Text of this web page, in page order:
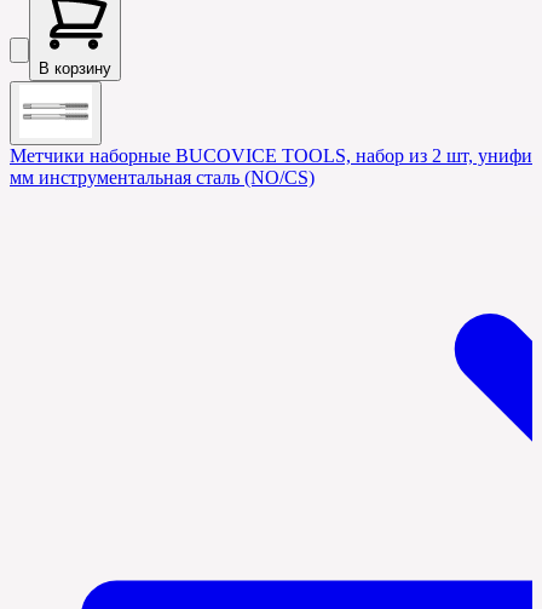
В корзину
Метчики наборные BUCOVICE TOOLS, набор из 2 шт,
мм инструментальная сталь (NO/CS)